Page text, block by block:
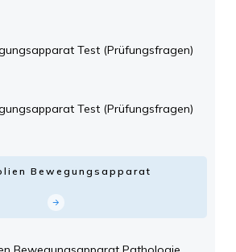
Test (Prüfungsfragen)
Test (Prüfungsfragen)
Bewegungsapparat